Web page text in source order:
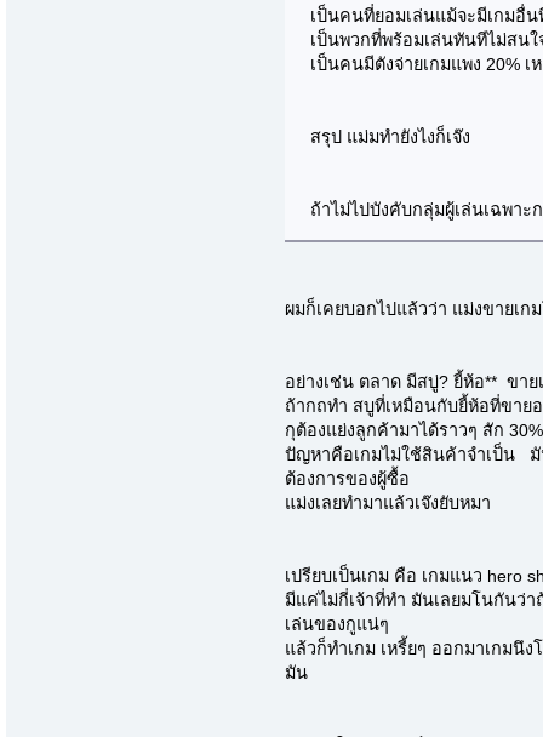
เป็นคนที่ยอมเล่นแม้จะมีเกมอื่
เป็นพวกที่พร้อมเล่นทันทีไม่สนใ
เป็นคนมีตังจ่ายเกมแพง 20% เ
สรุป แม่มทำยังไงก็เจ๊ง
ถ้าไม่ไปบังคับกลุ่มผู้เล่นเฉพาะ
ผมก็เคยบอกไปแล้วว่า แม่งขายเ
อย่างเช่น ตลาด มีสบู่? ยี้ห้อ** ขาย
ถ้ากถทำ สบูที่เหมือนกับยี้ห้อที่ขาย
กุต้องแย่งลูกค้ามาได้ราวๆ สัก
ปัญหาคือเกมไม่ใช้สินค้าจำเป็น
ต้องการของผู้ซื้อ
แม่งเลยทำมาแล้วเจ๊งยับหมา
เปรียบเป็นเกม คือ เกมแนว hero
มีแค่ไม่กี่เจ้าที่ทำ มันเลยมโนกันว่
เล่นของกูแน่ๆ
แล้วก็ทำเกม เหรี้ยๆ ออกมาเกมนึ
มัน